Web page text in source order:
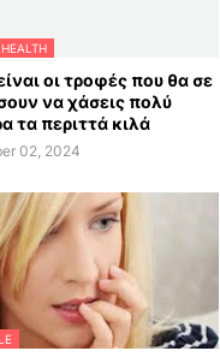
οι τροφές που θα σε
να χάσεις πολύ
τα περιττά κιλά
02, 2024